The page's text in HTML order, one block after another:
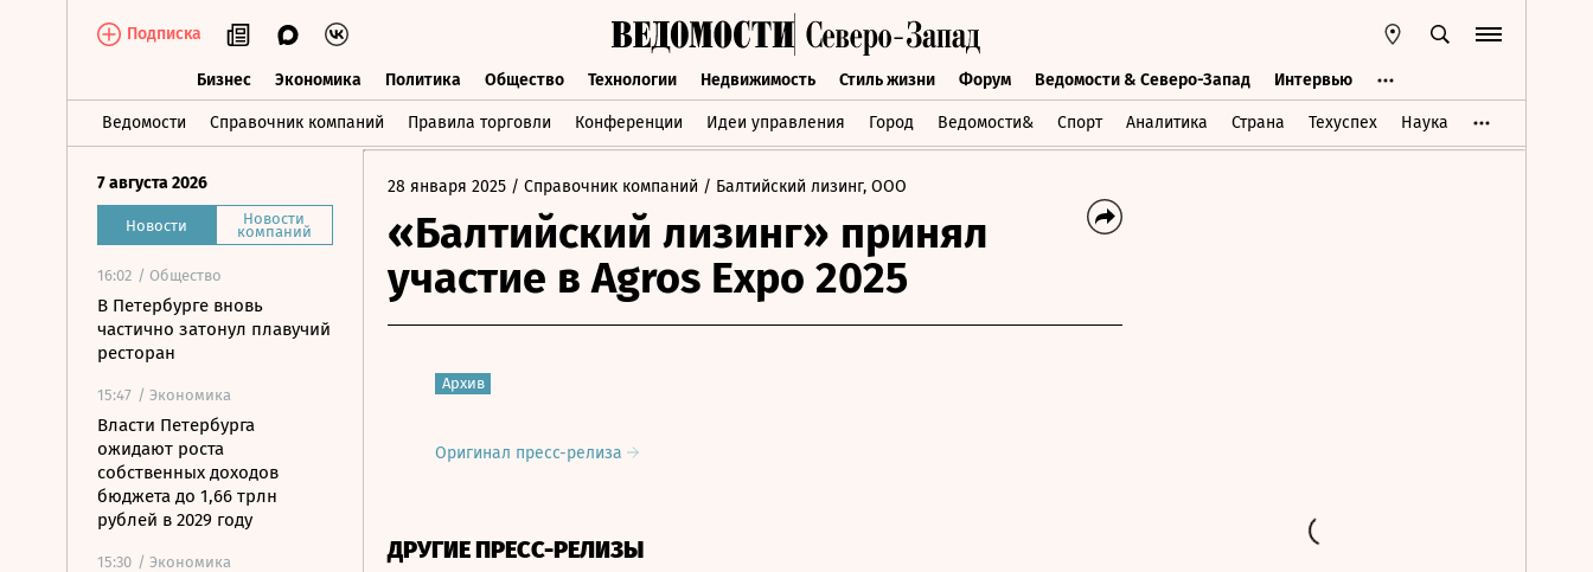
Подписка
Бизнес Экономика Политика Общество Технологии Недвижимость Стиль жизни Форум Ведомости & Северо-Запад Интервью
Ведомости Справочник компаний Правила торговли Конференции Идеи управления Город Ведомости& Спорт Аналитика Страна Техуспех Наука
Бизнес Экономика Политика Общество Технологии Недвижимость Стиль жизни Форум Ведомости & Северо-Запад Интервью
7 августа 2026
Новости Новости
компаний
16:02 / Общество
В Петербурге вновь
частично затонул плавучий
ресторан
15:47 / Экономика
Власти Петербурга
ожидают роста
собственных доходов
бюджета до 1,66 трлн
рублей в 2029 году
15:30 / Экономика
28 января 2025 / Справочник компаний / Балтийский лизинг, ООО
«Балтийский лизинг» принял
участие в Agros Expo 2025
Архив
Оригинал пресс-релиза
ДРУГИЕ ПРЕСС-РЕЛИЗЫ